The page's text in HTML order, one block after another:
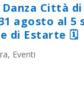
Città di
agosto al 5
di Estarte 🗓
, Eventi